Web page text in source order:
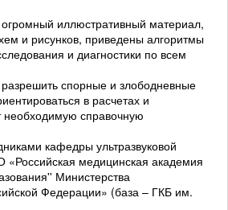
иллюстративный материал,
и рисунков, приведены алгоритмы
и диагностики по всем
разрешить спорные и злободневные
в расчетах и
необходимую справочную
кафедры ультразвуковой
«Российская медицинская академия
Министерства
Федерации» (база – ГКБ им.